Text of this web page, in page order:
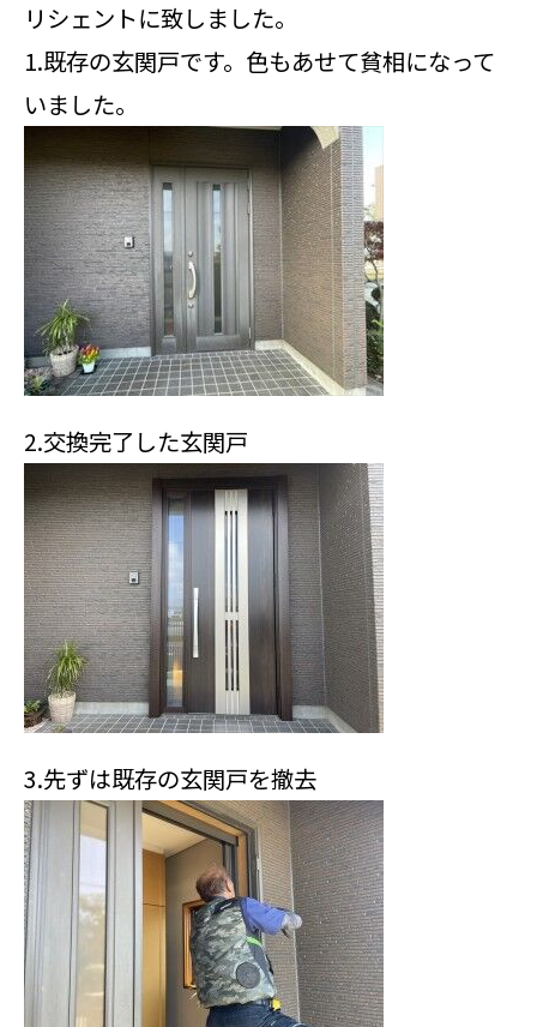
リシェントに致しました。
1.既存の玄関戸です。色もあせて貧相になって
いました。
2.交換完了した玄関戸
3.先ずは既存の玄関戸を撤去